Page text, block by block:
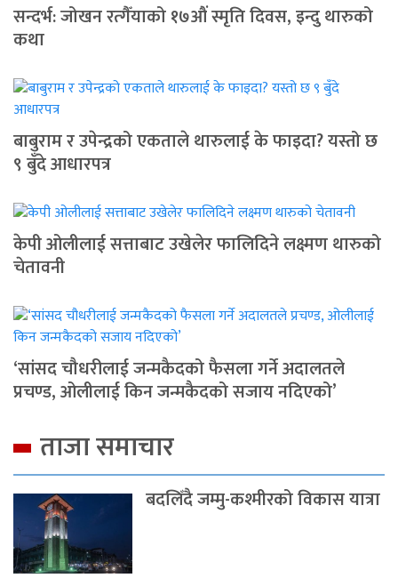
सन्दर्भ: जोखन रत्गैँयाको १७औं स्मृति दिवस, इन्दु थारुको
कथा
बाबुराम र उपेन्द्रको एकताले थारुलाई के फाइदा? यस्तो छ
९ बुँदे आधारपत्र
केपी ओलीलाई सत्ताबाट उखेलेर फालिदिने लक्ष्मण थारुको
चेतावनी
‘सांसद चौधरीलाई जन्मकैदको फैसला गर्ने अदालतले
प्रचण्ड, ओलीलाई किन जन्मकैदको सजाय नदिएको’
ताजा समाचार
बदलिँदै जम्मु-कश्मीरको विकास यात्रा